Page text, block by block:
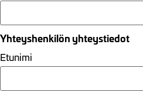
Yhteyshenkilön yhteystiedot
Etunimi